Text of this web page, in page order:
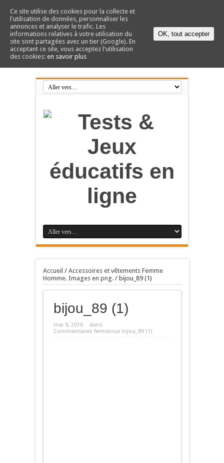
Accueil / Accessoires et vêtements Femme
Homme. Images en png./ bijou_89 (1)
bijou_89 (1)
mai 9, 2016
dans
Commentaires ferméssur bijou_89 (1)
Ce site utilise des cookies pour la collecte et
l'utilisation de données, personnaliser les
annonces et analyser le trafic. Les
informations relatives à votre utilisation du
site sont partagées avec un tier (Google). En
acceptant ce site, vous acceptez l'utilisation
des cookies: en savoir plus
OK, tout accepter